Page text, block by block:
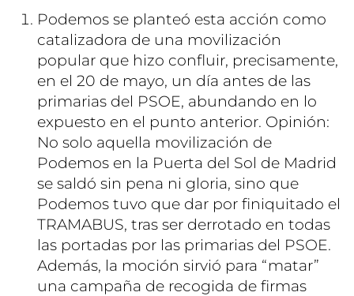
Podemos se planteó esta acción como
catalizadora de una movilización
popular que hizo confluir, precisamente,
en el 20 de mayo, un día antes de las
primarias del PSOE, abundando en lo
expuesto en el punto anterior. Opinión:
No solo aquella movilización de
Podemos en la Puerta del Sol de Madrid
se saldó sin pena ni gloria, sino que
Podemos tuvo que dar por finiquitado el
TRAMABUS, tras ser derrotado en todas
las portadas por las primarias del PSOE.
Además, la moción sirvió para “matar”
una campaña de recogida de firmas